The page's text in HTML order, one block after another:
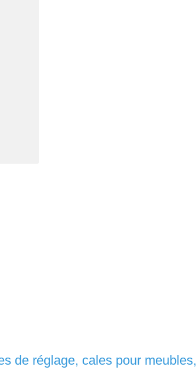
de réglage, cales pour